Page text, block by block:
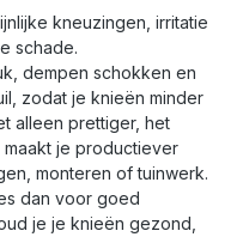
knie- en
rugklachten.·
Materiaal: EVA-schuim,
polyester, nylon, PU-
schuim, rubber en
polyesterbanden,
PVC· Lengte:
375mm· Breedte:
180mm· Gewicht:
80g
kneuzingen, irritatie
schade.
dempen schokken en
zodat je knieën minder
alleen prettiger, het
je productiever
monteren of tuinwerk.
dan voor goed
je je knieën gezond,